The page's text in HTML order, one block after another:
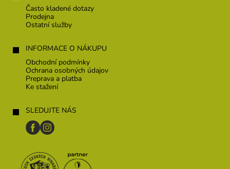
Často kladené dotazy
Prodejna
Ostatní služby
INFORMACE O NÁKUPU
Obchodní podmínky
Ochrana osobných údajov
Preprava a platba
Ke stažení
SLEDUJTE NÁS